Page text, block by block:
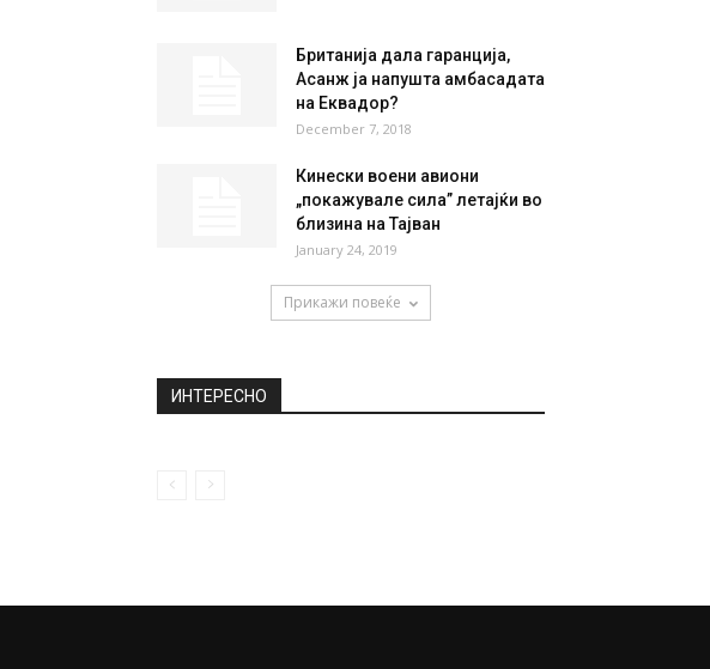
Британија дала гаранција,
Асанж ја напушта амбасадата
на Еквадор?
December 7, 2018
Кинески воени авиони
„покажувале сила” летајќи во
близина на Тајван
January 24, 2019
Прикажи повеќе
ИНТЕРЕСНО